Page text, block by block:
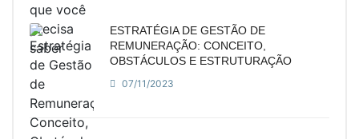
ESTRATÉGIA DE GESTÃO DE
REMUNERAÇÃO: CONCEITO,
OBSTÁCULOS E ESTRUTURAÇÃO
07/11/2023